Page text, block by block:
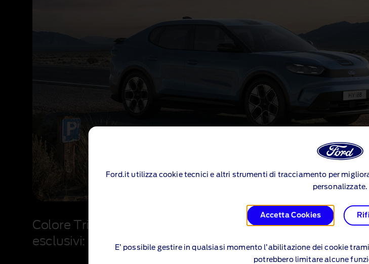
Ford.it utilizza cookie tecnici e altri strumenti di tracciamento per
personalizzate.
Accetta Cookies
E’ possibile gestire in qualsiasi momento l’abilitazione dei cookie
potrebbero limitare alcune
Colore Tribute Blue esclusivo, strisce longitudinali nere
esclusivi: questo modello in edizione limitata sprigiona